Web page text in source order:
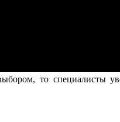
то специалисты